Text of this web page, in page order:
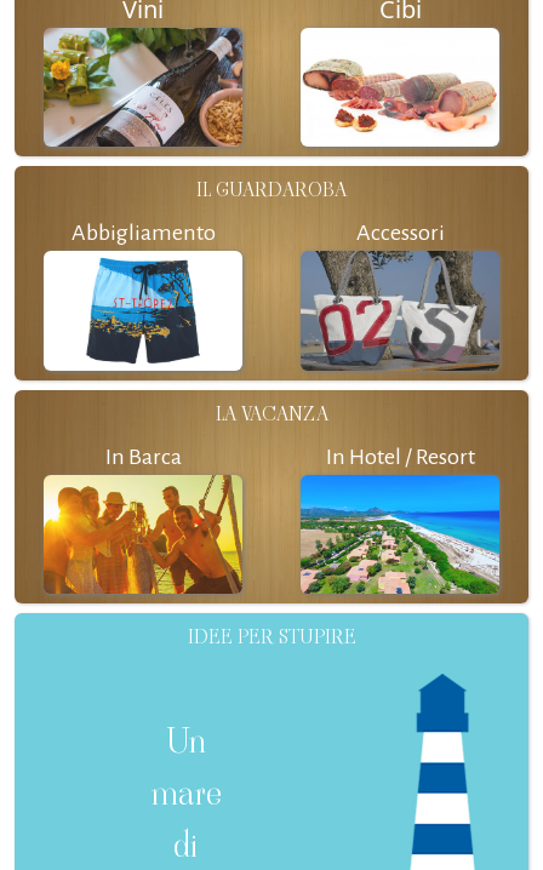
Vini Cibi
IL GUARDAROBA
Abbigliamento Accessori
LA VACANZA
In Barca In Hotel / Resort
IDEE PER STUPIRE
Un
mare
di